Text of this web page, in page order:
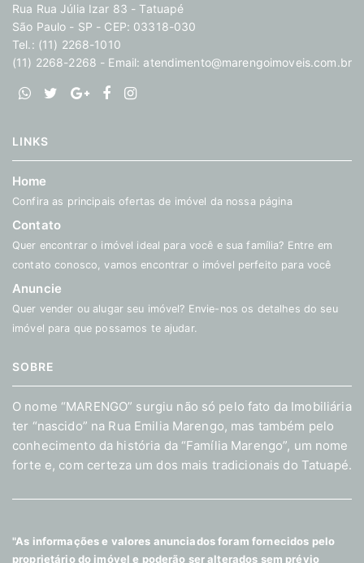
Rua Rua Júlia Izar 83 - Tatuapé
São Paulo - SP - CEP: 03318-030
Tel.: (11) 2268-1010
(11) 2268-2268 - Email: atendimento@marengoimoveis.com.br
LINKS
Home
Confira as principais ofertas de imóvel da nossa página
Contato
Quer encontrar o imóvel ideal para você e sua família? Entre em
contato conosco, vamos encontrar o imóvel perfeito para você
Anuncie
Quer vender ou alugar seu imóvel? Envie-nos os detalhes do seu
imóvel para que possamos te ajudar.
SOBRE
O nome “MARENGO” surgiu não só pelo fato da Imobiliária
ter “nascido” na Rua Emilia Marengo, mas também pelo
conhecimento da história da “Família Marengo”, um nome
forte e, com certeza um dos mais tradicionais do Tatuapé.
"As informações e valores anunciados foram fornecidos pelo
proprietário do imóvel e poderão ser alterados sem prévio